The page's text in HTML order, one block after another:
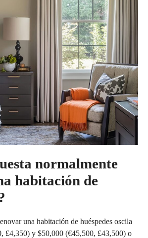
normalmente
habitación de
una habitación de huéspedes oscila
£4,350) y $50,000 (€45,500, £43,500) o